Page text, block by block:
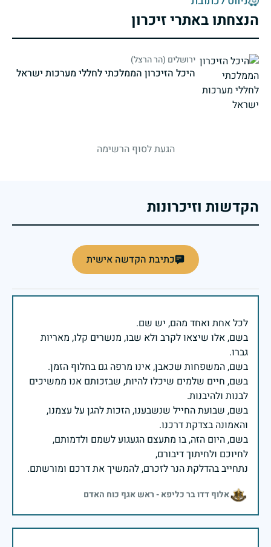
הנצחתו באתרי זיכרון
ירושלים (הר הרצל)
היכל הזיכרון הממלכתי לחללי מערכות ישראל
הגעת לסוף הרשימה
הקדשות וזיכרונות
כתיבת הקדשה אישית
בשם, אלו שיצאו לקרב ולא שבו, מנשרים קלו, מאריות
בשם, חיים שלמים שיכלו להיות, שבזכותם אנו ממשיכים
בשם, שבועת החייל שנשבענו, הזכות להגן על עצמנו,
בשם, היום הזה, בו מתעצם הגעגוע לשמם ולדמותם,
נתחייב בהדלקת הנר לזכרם, להמשיך את דרכם ומורשתם.
אלוף דדו בר כליפא - ראש אגף כוח האדם